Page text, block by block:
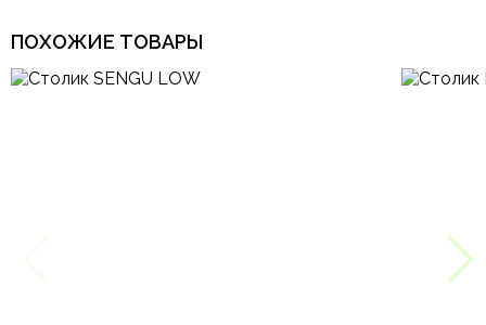
Тип продажи Под заказ
Ваш отзыв
Ваше имя
ПОХОЖИЕ ТОВАРЫ